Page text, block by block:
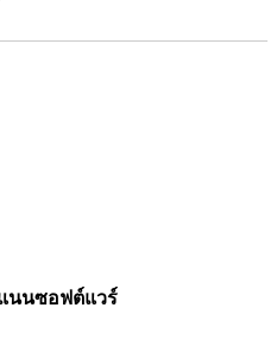
นนซอฟต์แวร์